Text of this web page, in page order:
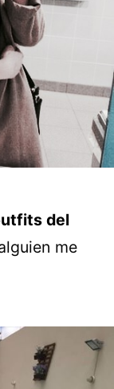
del
me